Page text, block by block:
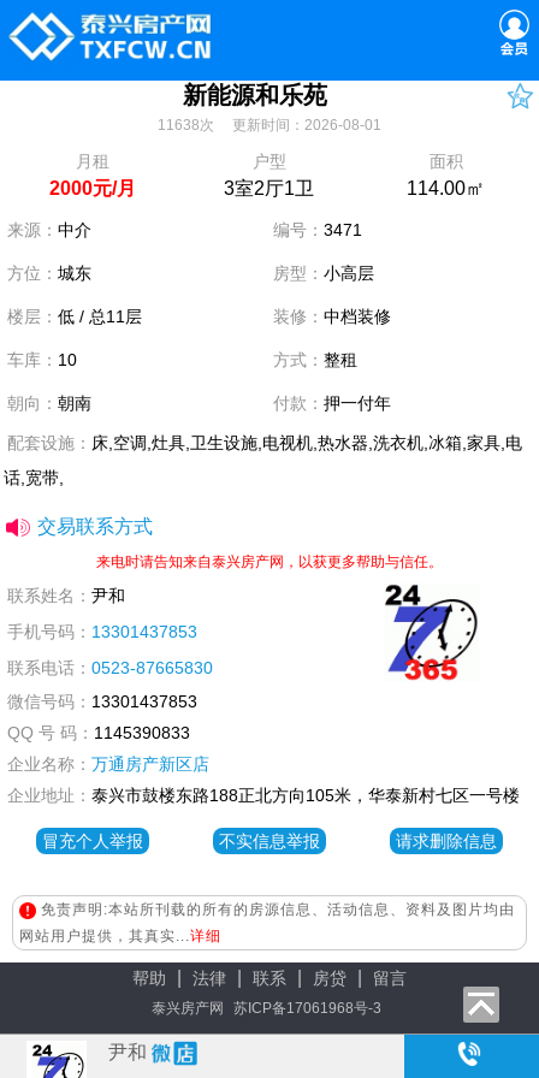
新能源和乐苑
11638次 更新时间：2026-08-01
月租
2000元/月
户型
3室2厅1卫
面积
114.00㎡
来源： 中介 编号： 3471
方位： 城东 房型： 小高层
楼层： 低 / 总11层 装修： 中档装修
车库： 10 方式： 整租
朝向： 朝南 付款： 押一付年
配套设施： 床,空调,灶具,卫生设施,电视机,热水器,洗衣机,冰箱,家具,电
话,宽带,
交易联系方式
来电时请告知来自泰兴房产网，以获更多帮助与信任。
联系姓名： 尹和
手机号码： 13301437853
联系电话： 0523-87665830
微信号码： 13301437853
QQ 号 码： 1145390833
企业名称： 万通房产新区店
企业地址： 泰兴市鼓楼东路188正北方向105米，华泰新村七区一号楼
冒充个人举报 不实信息举报 请求删除信息
免责声明:本站所刊载的所有的房源信息、活动信息、资料及图片均由
网站用户提供，其真实...详细
帮助 法律 联系 房贷 留言
泰兴房产网 苏ICP备17061968号-3
尹和